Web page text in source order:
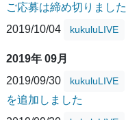
ご応募は締め切りました
2019/10/04
kukuluLIVE
2019年 09月
2019/09/30
kukuluLIVE
を追加しました